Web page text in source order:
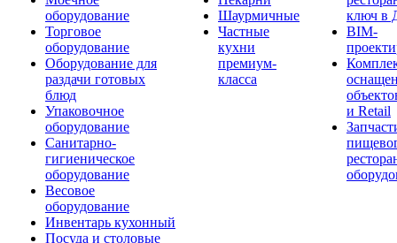
оборудование
Торговое
оборудование
Оборудование для
раздачи готовых
блюд
Упаковочное
оборудование
Санитарно-
гигиеническое
оборудование
Весовое
оборудование
Инвентарь кухонный
Посуда и столовые
Шаурмичные
Частные
кухни
премиум-
класса
ключ в
BIM-
и Retail